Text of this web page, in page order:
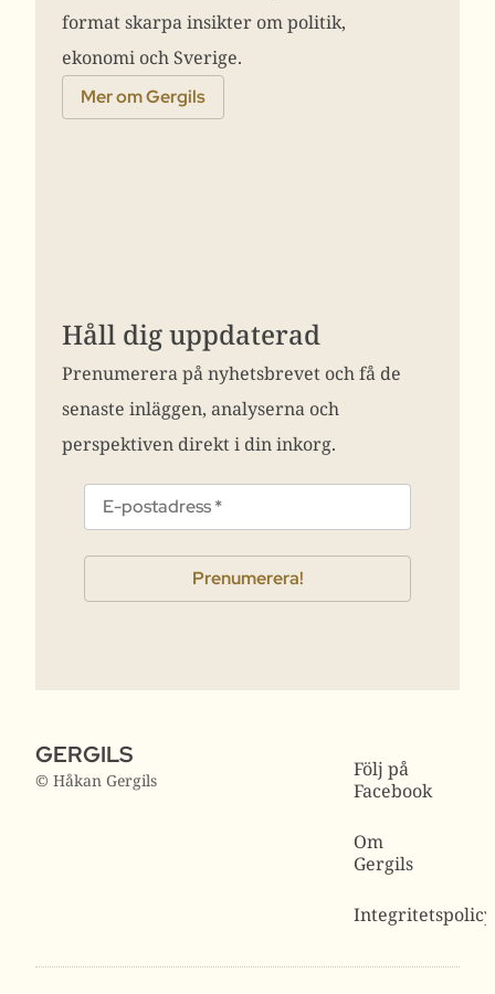
format skarpa insikter om politik,
ekonomi och Sverige.
Mer om Gergils
Håll dig uppdaterad
Prenumerera på nyhetsbrevet och få de
senaste inläggen, analyserna och
perspektiven direkt i din inkorg.
GERGILS
© Håkan Gergils
Följ på
Facebook
Om
Gergils
Integritetspolicy